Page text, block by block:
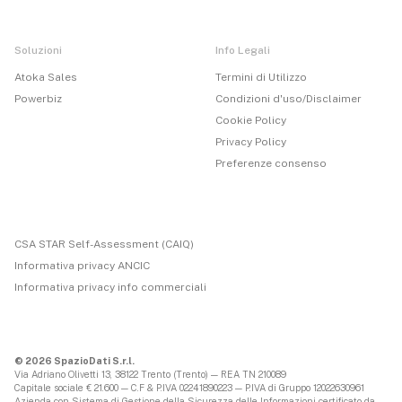
Soluzioni
Atoka Sales
Powerbiz
Info Legali
Termini di Utilizzo
Condizioni d'uso/Disclaimer
Cookie Policy
Privacy Policy
Preferenze consenso
CSA STAR Self-Assessment (CAIQ)
Informativa privacy ANCIC
Informativa privacy info commerciali
© 2026 SpazioDati S.r.l.
Via Adriano Olivetti 13, 38122 Trento (Trento) — REA TN 210089
Capitale sociale € 21.600 — C.F & P.IVA 02241890223 — P.IVA di Gruppo 12022630961